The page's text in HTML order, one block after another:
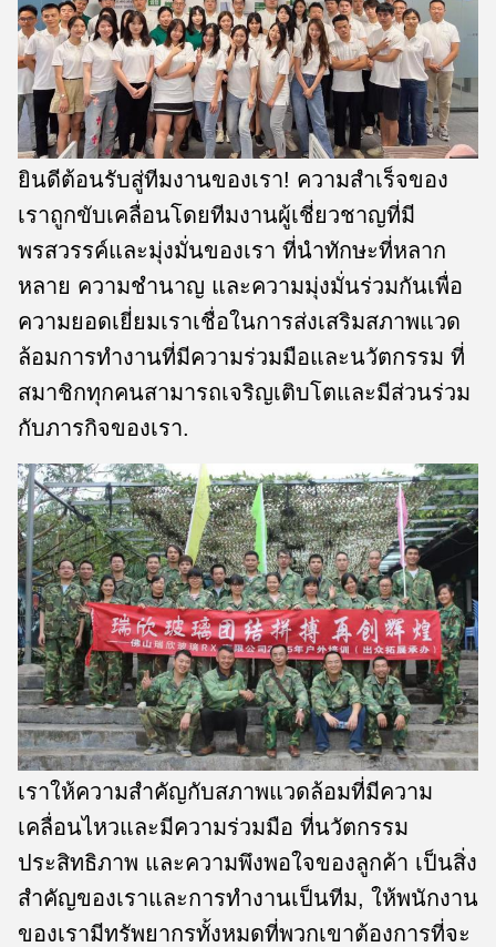
ยินดีต้อนรับสู่ทีมงานของเรา! ความสําเร็จของ
เราถูกขับเคลื่อนโดยทีมงานผู้เชี่ยวชาญที่มี
พรสวรรค์และมุ่งมั่นของเรา ที่นําทักษะที่หลาก
หลาย ความชํานาญ และความมุ่งมั่นร่วมกันเพื่อ
ความยอดเยี่ยมเราเชื่อในการส่งเสริมสภาพแวด
ล้อมการทํางานที่มีความร่วมมือและนวัตกรรม ที่
สมาชิกทุกคนสามารถเจริญเติบโตและมีส่วนร่วม
กับภารกิจของเรา.
เราให้ความสําคัญกับสภาพแวดล้อมที่มีความ
เคลื่อนไหวและมีความร่วมมือ ที่นวัตกรรม
ประสิทธิภาพ และความพึงพอใจของลูกค้า เป็นสิ่ง
สําคัญของเราและการทํางานเป็นทีม, ให้พนักงาน
ของเรามีทรัพยากรทั้งหมดที่พวกเขาต้องการที่จะ